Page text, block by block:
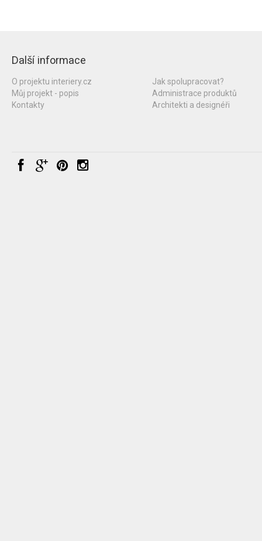
Další informace
O projektu interiery.cz
Můj projekt - popis
Kontakty
Jak spolupracovat?
Administrace produktů
Architekti a designéři